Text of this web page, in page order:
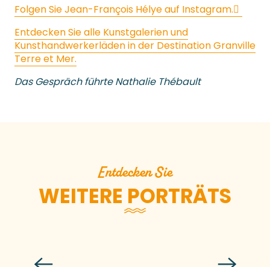
Folgen Sie Jean-François Hélye auf Instagram.
Entdecken Sie alle Kunstgalerien und
Kunsthandwerkerläden in der Destination Granville
Terre et Mer.
Das Gespräch führte Nathalie Thébault
Entdecken Sie
WEITERE PORTRÄTS